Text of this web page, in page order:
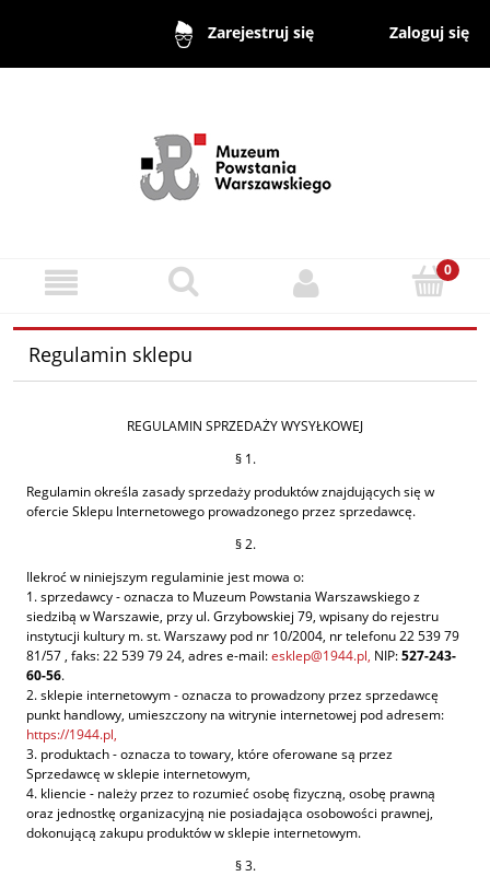
Zarejestruj się Zaloguj się
Regulamin sklepu
REGULAMIN SPRZEDAŻY WYSYŁKOWEJ
§ 1.
Regulamin określa zasady sprzedaży produktów znajdujących się w
ofercie Sklepu Internetowego prowadzonego przez sprzedawcę.
§ 2.
Ilekroć w niniejszym regulaminie jest mowa o:
1. sprzedawcy - oznacza to Muzeum Powstania Warszawskiego z
siedzibą w Warszawie, przy ul. Grzybowskiej 79, wpisany do rejestru
instytucji kultury m. st. Warszawy pod nr 10/2004, nr telefonu 22 539 79
81/57 , faks: 22 539 79 24, adres e-mail:esklep@1944.pl, NIP:527-243-
60-56.
2. sklepie internetowym - oznacza to prowadzony przez sprzedawcę
punkt handlowy, umieszczony na witrynie internetowej pod adresem:
https://1944.pl,
3. produktach - oznacza to towary, które oferowane są przez
Sprzedawcę w sklepie internetowym,
4. kliencie - należy przez to rozumieć osobę fizyczną, osobę prawną
oraz jednostkę organizacyjną nie posiadająca osobowości prawnej,
dokonującą zakupu produktów w sklepie internetowym.
§ 3.